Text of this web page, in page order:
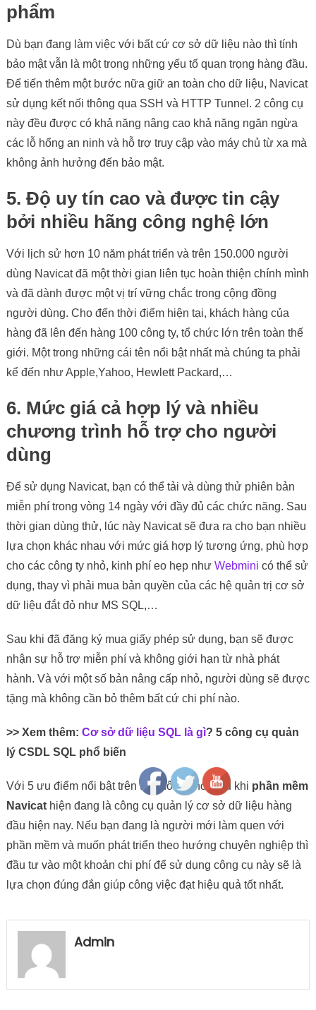
phẩm
Dù bạn đang làm việc với bất cứ cơ sở dữ liệu nào thì tính
bảo mật vẫn là một trong những yếu tố quan trọng hàng đầu.
Để tiến thêm một bước nữa giữ an toàn cho dữ liệu, Navicat
sử dụng kết nối thông qua SSH và HTTP Tunnel. 2 công cụ
này đều được có khả năng nâng cao khả năng ngăn ngừa
các lỗ hổng an ninh và hỗ trợ truy cập vào máy chủ từ xa mà
không ảnh hưởng đến bảo mật.
5. Độ uy tín cao và được tin cậy
bởi nhiều hãng công nghệ lớn
Với lịch sử hơn 10 năm phát triển và trên 150.000 người
dùng Navicat đã một thời gian liên tục hoàn thiện chính mình
và đã dành được một vị trí vững chắc trong cộng đồng
người dùng. Cho đến thời điểm hiện tại, khách hàng của
hàng đã lên đến hàng 100 công ty, tổ chức lớn trên toàn thế
giới. Một trong những cái tên nổi bật nhất mà chúng ta phải
kể đến như Apple,Yahoo, Hewlett Packard,…
6. Mức giá cả hợp lý và nhiều
chương trình hỗ trợ cho người
dùng
Để sử dụng Navicat, bạn có thể tải và dùng thử phiên bản
miễn phí trong vòng 14 ngày với đầy đủ các chức năng. Sau
thời gian dùng thử, lúc này Navicat sẽ đưa ra cho bạn nhiều
lựa chọn khác nhau với mức giá hợp lý tương ứng, phù hợp
cho các công ty nhỏ, kinh phí eo hẹp như Webmini có thể sử
dụng, thay vì phải mua bản quyền của các hệ quản trị cơ sở
dữ liệu đắt đỏ như MS SQL,…
Sau khi đã đăng ký mua giấy phép sử dụng, bạn sẽ được
nhận sự hỗ trợ miễn phí và không giới hạn từ nhà phát
hành. Và với một số bản nâng cấp nhỏ, người dùng sẽ được
tặng mà không cần bỏ thêm bất cứ chi phí nào.
>> Xem thêm: Cơ sở dữ liệu SQL là gì? 5 công cụ quản
lý CSDL SQL phổ biến
Với 5 ưu điểm nổi bật trên thì không khó hiểu khi phần mềm
Navicathiện đang là công cụ quản lý cơ sở dữ liệu hàng
đầu hiện nay. Nếu bạn đang là người mới làm quen với
phần mềm và muốn phát triển theo hướng chuyên nghiệp thì
đầu tư vào một khoản chi phí để sử dụng công cụ này sẽ là
lựa chọn đúng đắn giúp công việc đạt hiệu quả tốt nhất.
Admin